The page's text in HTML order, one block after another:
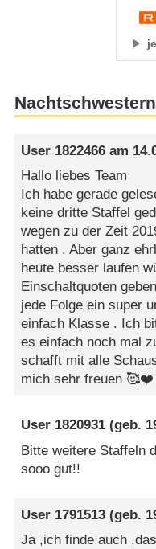
User 1822466 am
Hallo liebes Team
Ich habe gerade
keine dritte Staffel
wegen zu der Zeit
hatten . Aber ganz
heute besser laufen
Einschaltquoten
jede Folge ein super
einfach Klasse . Ich
es einfach noch mal
schafft mit alle
mich sehr freuen 🥰❤️
User 1820931 (geb.
Bitte weitere Staffeln
sooo gut!!
User 1791513 (geb.
Ja ,ich finde auch